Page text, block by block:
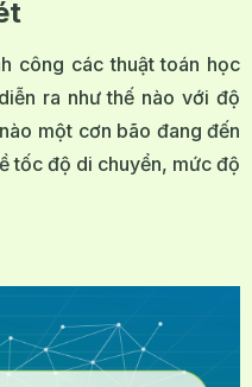
công các thuật toán học
ra như thế nào với độ
một cơn bão đang đến
tốc độ di chuyển, mức độ